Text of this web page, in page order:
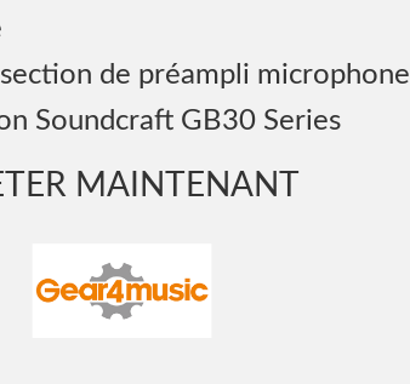
de préampli microphone
Soundcraft GB30 Series
MAINTENANT